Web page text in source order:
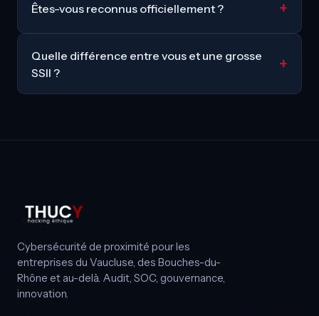
Êtes-vous reconnus officiellement ?
Quelle différence entre vous et une grosse
SSII ?
Cybersécurité de proximité pour les
entreprises du Vaucluse, des Bouches-du-
Rhône et au-delà. Audit, SOC, gouvernance,
innovation.